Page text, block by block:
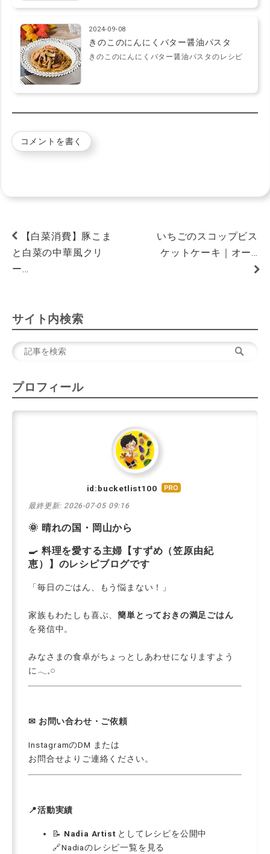
2024-09-08
きのこのにんにくバター醤油パスタ
きのこのにんにくバター醤油パスタのレシピ
コメントを書く
【白菜消費】豚こま
と白菜の中華風クリ
ー…
いちごのスコップビス
ケットケーキ｜オー…
サイト内検索
プロフィール
id:bucketlist100 はて
最終更新: 2026-07-05 09:16
🌞 晴れの国・岡山から
🍳 料理を愛する主婦【すずめ（笠原由紀
恵）】のレシピブログです
「毎日のごはん、もう悩まない！」
家族もわたしも喜ぶ、簡単とっておきの満足ごはん
を発信中。
みなさまの食卓がちょっとしあわせになりますよう
に𓂃𓈒𓏸
✉︎ お問い合わせ・ご依頼
InstagramのDM または
お問合せよりご連絡ください。
📍活動実績
📝 Nadia Artistとしてレシピを公開中
🔗Nadiaのレシピ一覧を見る